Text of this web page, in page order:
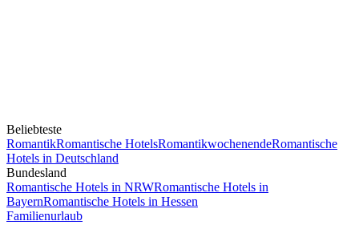
Beliebteste
RomantikRomantische HotelsRomantikwochenendeRomantische
Hotels in Deutschland
Bundesland
Romantische Hotels in NRWRomantische Hotels in
BayernRomantische Hotels in Hessen
Familienurlaub